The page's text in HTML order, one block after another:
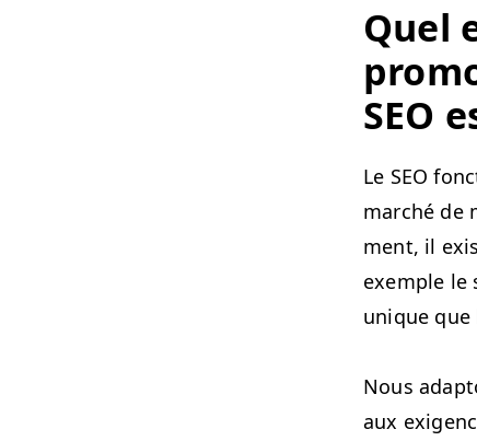
Quel
SEO
Le SEO
marché de
ment, il
exem­ple le
unique que
Nous
aux